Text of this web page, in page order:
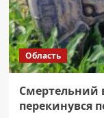
Київ
Область
Смертельний
перекинувся